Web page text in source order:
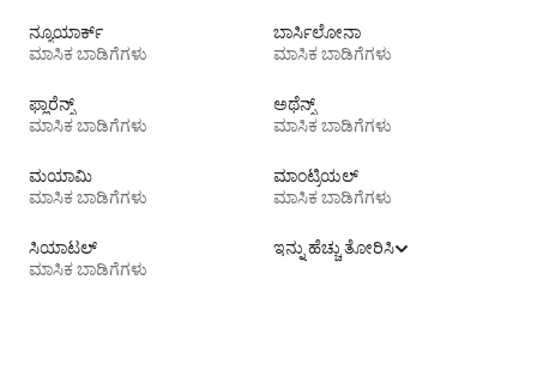
ನ್ಯೂಯಾರ್ಕ್
ಮಾಸಿಕ ಬಾಡಿಗೆಗಳು
ಬಾರ್ಸಿಲೋನಾ
ಮಾಸಿಕ ಬಾಡಿಗೆಗಳು
ಫ್ಲಾರೆನ್ಸ್
ಮಾಸಿಕ ಬಾಡಿಗೆಗಳು
ಅಥೆನ್ಸ್
ಮಾಸಿಕ ಬಾಡಿಗೆಗಳು
ಮಯಾಮಿ
ಮಾಸಿಕ ಬಾಡಿಗೆಗಳು
ಮಾಂಟ್ರಿಯಲ್
ಮಾಸಿಕ ಬಾಡಿಗೆಗಳು
ಸಿಯಾಟಲ್
ಮಾಸಿಕ ಬಾಡಿಗೆಗಳು
ಇನ್ನು ಹೆಚ್ಚು ತೋರಿಸಿ